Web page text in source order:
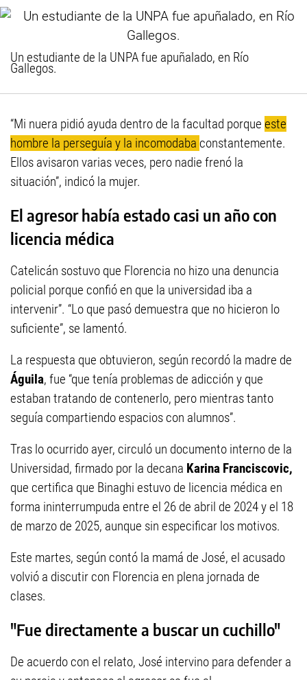
Un estudiante de la UNPA fue apuñalado, en Río
Gallegos.
“Mi nuera pidió ayuda dentro de la facultad porque este
hombre la perseguía y la incomodaba constantemente.
Ellos avisaron varias veces, pero nadie frenó la
situación”, indicó la mujer.
El agresor había estado casi un año con
licencia médica
Catelicán sostuvo que Florencia no hizo una denuncia
policial porque confió en que la universidad iba a
intervenir”. “Lo que pasó demuestra que no hicieron lo
suficiente”, se lamentó.
La respuesta que obtuvieron, según recordó la madre de
Águila, fue “que tenía problemas de adicción y que
estaban tratando de contenerlo, pero mientras tanto
seguía compartiendo espacios con alumnos”.
Tras lo ocurrido ayer, circuló un documento interno de la
Universidad, firmado por la decana Karina Franciscovic,
que certifica que Binaghi estuvo de licencia médica en
forma ininterrumpuda entre el 26 de abril de 2024 y el 18
de marzo de 2025, aunque sin especificar los motivos.
Este martes, según contó la mamá de José, el acusado
volvió a discutir con Florencia en plena jornada de
clases.
"Fue directamente a buscar un cuchillo"
De acuerdo con el relato, José intervino para defender a